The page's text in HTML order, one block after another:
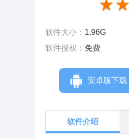
v1.44.1.26
软件大小： 1.96G
软件授权： 免费
安卓版下载
软件介绍